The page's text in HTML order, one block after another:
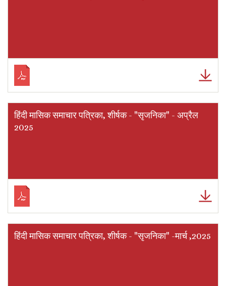
हिंदी मासिक समाचार पत्रिका, शीर्षक - "सृजनिका" - अप्रैल
2025
हिंदी मासिक समाचार पत्रिका, शीर्षक - "सृजनिका" -मार्च ,2025